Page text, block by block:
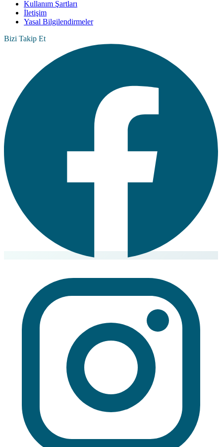
Kullanım Şartları
İletişim
Yasal Bilgilendirmeler
Bizi Takip Et